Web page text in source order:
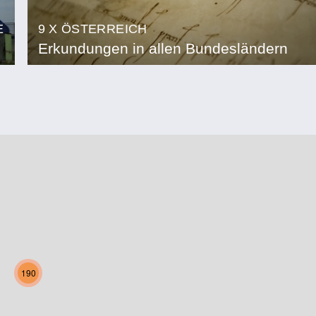
9 X ÖSTERREICH
Erkundungen in allen Bundesländern
190